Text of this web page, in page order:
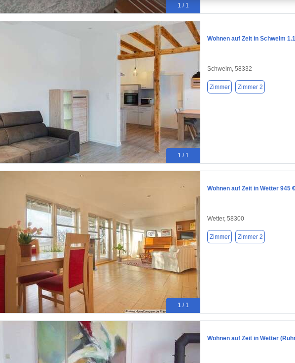
1 / 1
1 / 1
Wohnen auf Zeit in Schwelm
Schwelm, 58332
Zimmer Zimmer 2
1 / 1
Wohnen auf Zeit in Wetter 945 €
Wetter, 58300
Zimmer Zimmer 2
Wohnen auf Zeit in Wetter